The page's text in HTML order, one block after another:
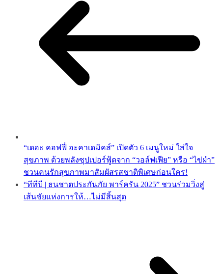
“เดอะ คอฟฟี่ อะคาเดมิคส์” เปิดตัว 6 เมนูใหม่ ใส่ใจ
สุขภาพ ด้วยพลังซุปเปอร์ฟู้ดจาก “วอล์ฟเฟีย” หรือ “ไข่ผำ”
ชวนคนรักสุขภาพมาสัมผัสรสชาติพิเศษก่อนใคร!
“ทีทีบี | ธนชาตประกันภัย พาร์ครัน 2025” ชวนร่วมวิ่งสู่
เส้นชัยแห่งการให้…ไม่มีสิ้นสุด